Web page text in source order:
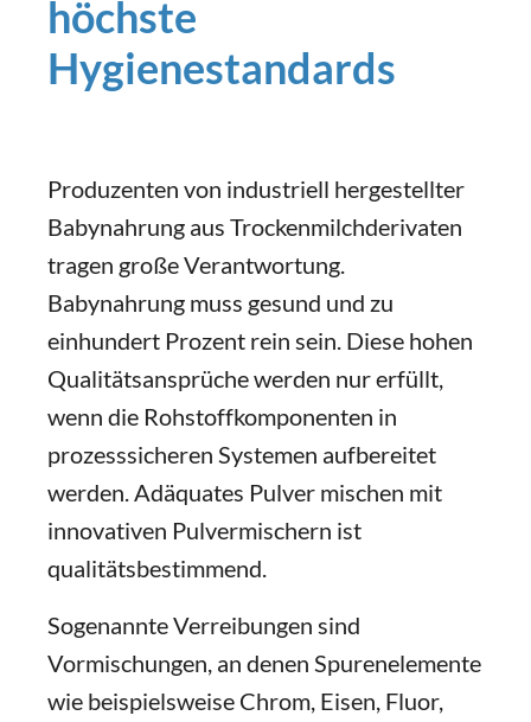
höchste
Hygienestandards
Produzenten von industriell hergestellter
Babynahrung aus Trockenmilchderivaten
tragen große Verantwortung.
Babynahrung muss gesund und zu
einhundert Prozent rein sein. Diese hohen
Qualitätsansprüche werden nur erfüllt,
wenn die Rohstoffkomponenten in
prozesssicheren Systemen aufbereitet
werden. Adäquates Pulver mischen mit
innovativen Pulvermischern ist
qualitätsbestimmend.
Sogenannte Verreibungen sind
Vormischungen, an denen Spurenelemente
wie beispielsweise Chrom, Eisen, Fluor,